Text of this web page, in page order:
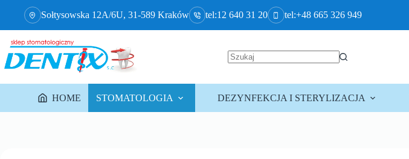
Sołtysowska 12A/6U, 31-589 Kraków tel:12 640 31 20 tel:+48 665 326 949
HOME STOMATOLOGIA DEZYNFEKCJA I STERYLIZACJA